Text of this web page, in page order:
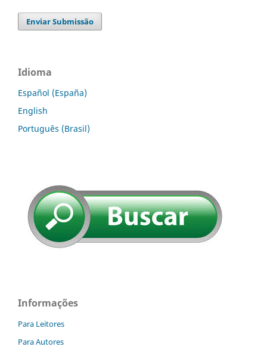
Enviar Submissão
Idioma
Español (España)
English
Português (Brasil)
Informações
Para Leitores
Para Autores